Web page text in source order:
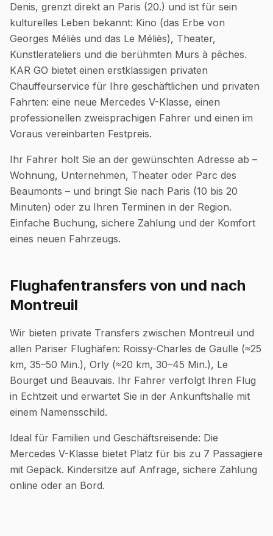
Denis, grenzt direkt an Paris (20.) und ist für sein
kulturelles Leben bekannt: Kino (das Erbe von
Georges Méliès und das Le Méliès), Theater,
Künstlerateliers und die berühmten Murs à pêches.
KAR GO bietet einen erstklassigen privaten
Chauffeurservice für Ihre geschäftlichen und privaten
Fahrten: eine neue Mercedes V-Klasse, einen
professionellen zweisprachigen Fahrer und einen im
Voraus vereinbarten Festpreis.
Ihr Fahrer holt Sie an der gewünschten Adresse ab –
Wohnung, Unternehmen, Theater oder Parc des
Beaumonts – und bringt Sie nach Paris (10 bis 20
Minuten) oder zu Ihren Terminen in der Region.
Einfache Buchung, sichere Zahlung und der Komfort
eines neuen Fahrzeugs.
Flughafentransfers von und nach
Montreuil
Wir bieten private Transfers zwischen Montreuil und
allen Pariser Flughäfen: Roissy-Charles de Gaulle (≈25
km, 35–50 Min.), Orly (≈20 km, 30–45 Min.), Le
Bourget und Beauvais. Ihr Fahrer verfolgt Ihren Flug
in Echtzeit und erwartet Sie in der Ankunftshalle mit
einem Namensschild.
Ideal für Familien und Geschäftsreisende: Die
Mercedes V-Klasse bietet Platz für bis zu 7 Passagiere
mit Gepäck. Kindersitze auf Anfrage, sichere Zahlung
online oder an Bord.